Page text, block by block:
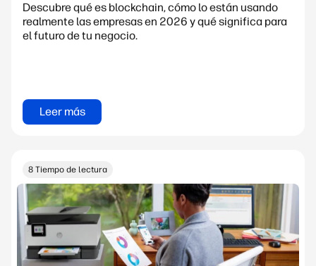
Descubre qué es blockchain, cómo lo están usando
realmente las empresas en 2026 y qué significa para
el futuro de tu negocio.
Leer más
8 Tiempo de lectura